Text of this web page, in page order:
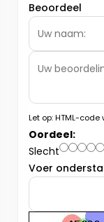
Beoordeel
Let op:HTML-
Oordeel:
Slecht
Voer